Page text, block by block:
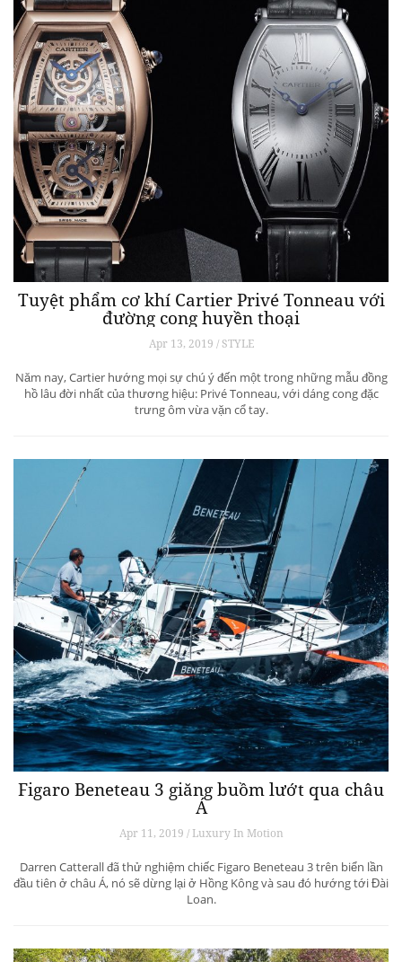
Tuyệt phẩm cơ khí Cartier Privé Tonneau với
đường cong huyền thoại
Apr 13, 2019 / STYLE
Năm nay, Cartier hướng mọi sự chú ý đến một trong những mẫu đồng
hồ lâu đời nhất của thương hiệu: Privé Tonneau, với dáng cong đặc
trưng ôm vừa vặn cổ tay.
Figaro Beneteau 3 giăng buồm lướt qua châu
Á
Apr 11, 2019 / Luxury In Motion
Darren Catterall đã thử nghiệm chiếc Figaro Beneteau 3 trên biển lần
đầu tiên ở châu Á, nó sẽ dừng lại ở Hồng Kông và sau đó hướng tới Đài
Loan.